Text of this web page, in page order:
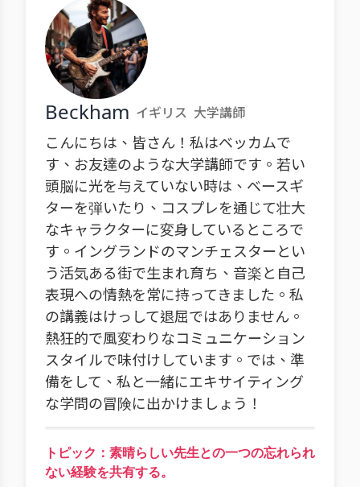
Beckham イギリス 大学講師
こんにちは、皆さん！私はベッカムで
す、お友達のような大学講師です。若い
頭脳に光を与えていない時は、ベースギ
ターを弾いたり、コスプレを通じて壮大
なキャラクターに変身しているところで
す。イングランドのマンチェスターとい
う活気ある街で生まれ育ち、音楽と自己
表現への情熱を常に持ってきました。私
の講義はけっして退屈ではありません。
熱狂的で風変わりなコミュニケーション
スタイルで味付けしています。では、準
備をして、私と一緒にエキサイティング
な学問の冒険に出かけましょう！
トピック：素晴らしい先生との一つの忘れられ
ない経験を共有する。